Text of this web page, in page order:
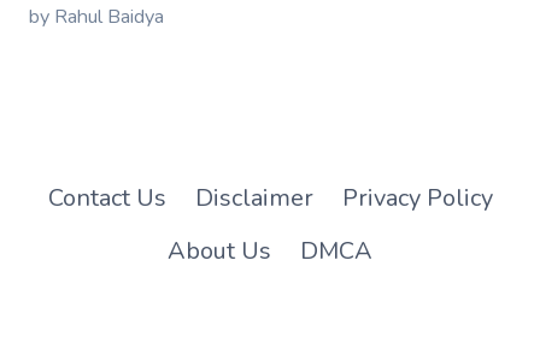
by Rahul Baidya
Contact Us Disclaimer
Privacy Policy
About Us
DMCA